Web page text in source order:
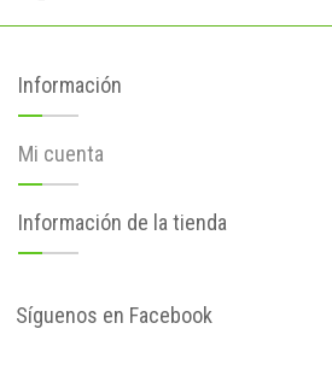
Información
Mi cuenta
Información de la tienda
Síguenos en Facebook